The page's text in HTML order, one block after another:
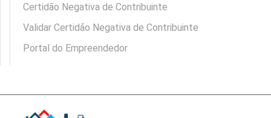
Certidão Negativa de Contribuinte
Validar Certidão Negativa de Contribuinte
Portal do Empreendedor